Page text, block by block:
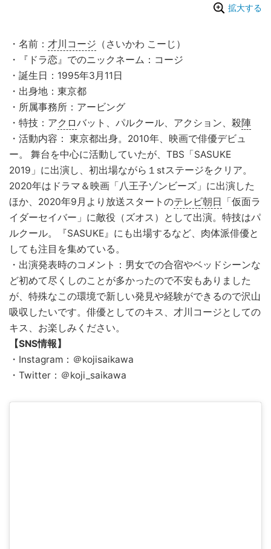
拡大する
・名前： 才川コージ （さいかわ こーじ）
・『ドラ恋』でのニックネーム：コージ
・誕生日：1995年3月11日
・出身地：東京都
・所属事務所：アービング
・特技：アクロバット、パルクール、アクション、殺陣
・活動内容： 東京都出身。2010年、映画で俳優デビュ
ー。 舞台を中心に活動していたが、TBS「SASUKE
2019」に出演し、初出場ながら１stステージをクリア。
2020年はドラマ＆映画「八王子ゾンビーズ」に出演した
ほか、2020年9月より放送スタートのテレビ朝日 「仮面ラ
イダーセイバー」に敵役（ズオス）として出演。特技はパ
ルクール。『SASUKE』にも出場するなど、肉体派俳優と
しても注目を集めている。
・出演発表時のコメント：男女での合宿やベッドシーンな
ど初めて尽くしのことが多かったので不安もありました
が、特殊なこの環境で新しい発見や経験ができるので沢山
吸収したいです。俳優としてのキス、才川コージとしての
キス、お楽しみください。
【SNS情報】
・Instagram：＠kojisaikawa
・Twitter：＠koji_saikawa